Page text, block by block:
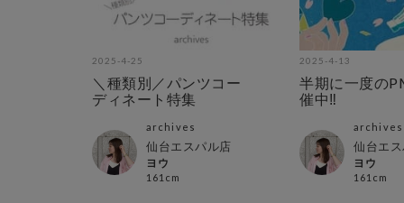
2025-4-25
＼種類別／パンツコー
ディネート特集
archives
仙台エスパル店
ヨウ
161cm
2025-4-13
半期に一度の
催中‼︎
archives
仙台エ
ヨウ
161cm